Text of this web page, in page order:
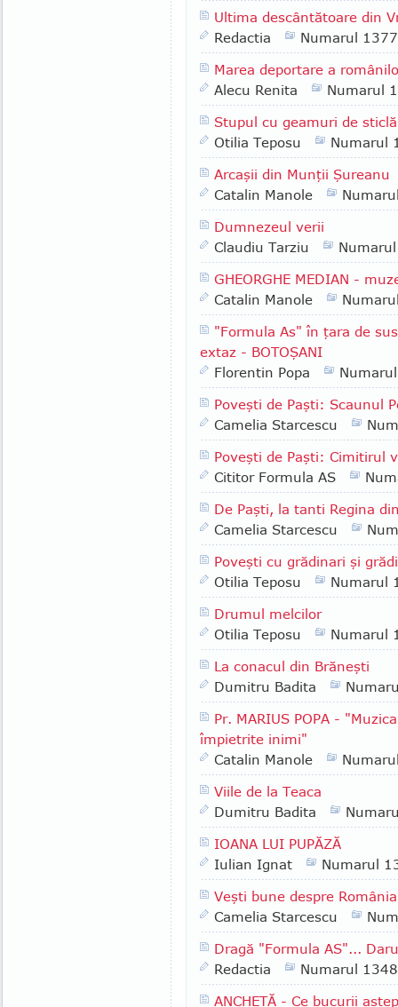
Ultima descântătoare din
Redactia
Numarul 1377
Marea deportare a
Alecu Renita
Numarul
Stupul cu geamuri de sticlă
Otilia Teposu
Numarul
Arcaşii din Munţii Şureanu
Catalin Manole
Dumnezeul verii
Claudiu Tarziu
GHEORGHE MEDIAN -
Catalin Manole
"Formula As" în ţara de
extaz - BOTOŞANI
Florentin Popa
Poveşti de Paşti: Scaunul
Camelia Starcescu
Poveşti de Paşti: Cimitirul
Cititor Formula AS
De Paşti, la tanti Regina
Camelia Starcescu
Poveşti cu grădinari şi
Otilia Teposu
Numarul
Drumul melcilor
Otilia Teposu
Numarul
La conacul din Brăneşti
Dumitru Badita
Pr. MARIUS POPA -
împietrite inimi"
Catalin Manole
Viile de la Teaca
Dumitru Badita
IOANA LUI PUPĂZĂ
Iulian Ignat
Numarul
Veşti bune despre
Camelia Starcescu
Dragă "Formula AS"...
Redactia
Numarul 1348
ANCHETĂ - Ce bucurii